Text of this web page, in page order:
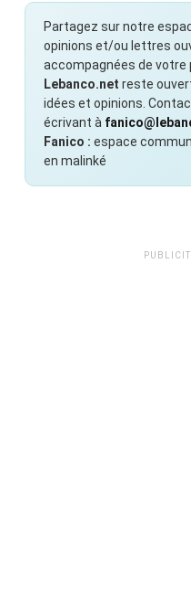
Partagez sur notre
opinions et/ou lettres
accompagnées de votre
Lebanco.net reste
idées et opinions.
écrivant à
Fanico : espace
en malinké